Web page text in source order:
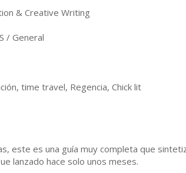
& Creative Writing
/ General
time travel, Regencia, Chick lit
este es una guía muy completa que
lanzado hace solo unos meses.